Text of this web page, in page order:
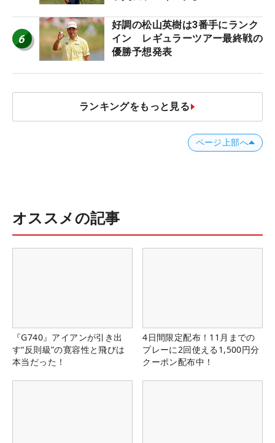
6
好調の松山英樹は3番手にランク
イン レギュラーツアー最終戦の
優勝予想発表
ランキングをもっと見る
ページ上部へ
オススメの記事
『G740』アイアンが引き出
す“反則級”の寛容性と飛びは
本当だった！
4日間限定配布！11月までの
プレーに2回使える1,500円分
クーポン配布中！